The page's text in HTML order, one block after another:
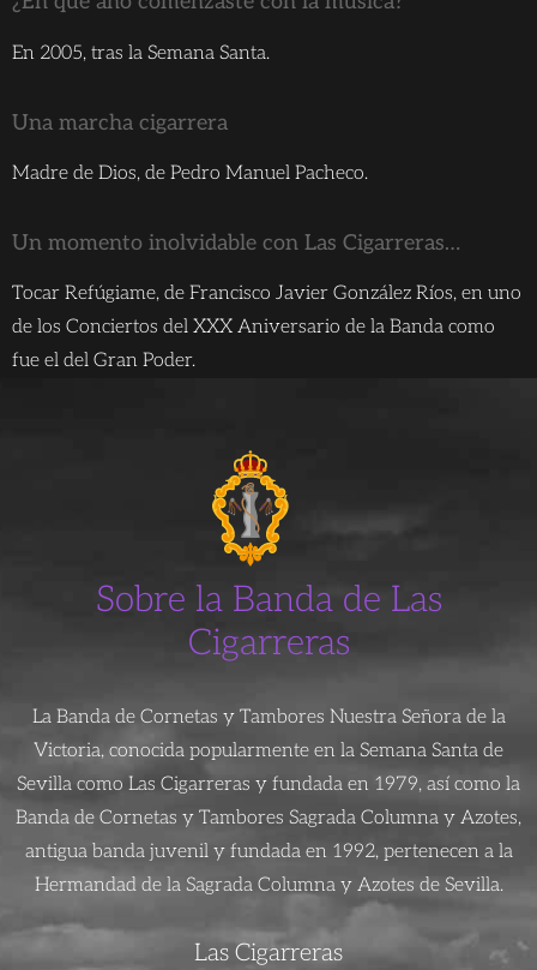
En 2005, tras la Semana Santa.
Una marcha cigarrera
Madre de Dios, de Pedro Manuel Pacheco.
Un momento inolvidable con Las Cigarreras…
Tocar Refúgiame, de Francisco Javier González Ríos, en uno
de los Conciertos del XXX Aniversario de la Banda como
fue el del Gran Poder.
Sobre la Banda de Las
Cigarreras
La Banda de Cornetas y Tambores Nuestra Señora de la
Victoria, conocida popularmente en la Semana Santa de
Sevilla como Las Cigarreras y fundada en 1979, así como la
Banda de Cornetas y Tambores Sagrada Columna y Azotes,
antigua banda juvenil y fundada en 1992, pertenecen a la
Hermandad de la Sagrada Columna y Azotes de Sevilla.
Las Cigarreras